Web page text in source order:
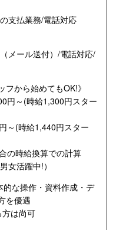
支払業務/電話対応
メール送付）/電話対応/
フから始めてもOK!》
円～(時給1,300円スター
～(時給1,440円スター
の時給換算での計算
女活躍中!）
な操作・資料作成・デ
を優遇
は尚可